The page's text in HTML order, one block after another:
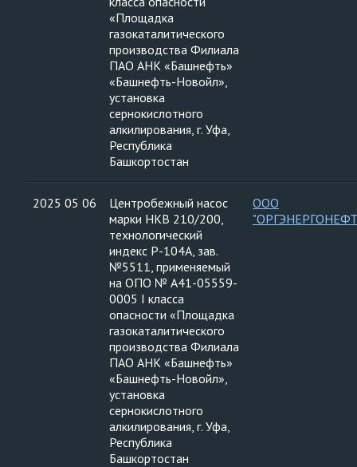
«Площадка
газокаталитического
производства Филиала
ПАО АНК «Башнефть»
«Башнефть-Новойл»,
установка
сернокислотного
алкилирования, г. Уфа,
Республика
Башкортостан
2025 05 06
Центробежный насос
марки НКВ 210/200,
технологический
индекс Р-104А, зав.
№5511, применяемый
на ОПО № А41-05559-
0005 I класса
опасности «Площадка
газокаталитического
производства Филиала
ПАО АНК «Башнефть»
«Башнефть-Новойл»,
установка
сернокислотного
алкилирования, г. Уфа,
Республика
Башкортостан
ООО